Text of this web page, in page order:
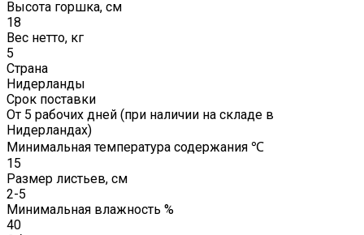
Высота горшка, см
18
Вес нетто, кг
5
Страна
Нидерланды
Срок поставки
От 5 рабочих дней (при наличии на складе в
Нидерландах)
Минимальная температура содержания ℃
15
Размер листьев, см
2-5
Минимальная влажность %
40